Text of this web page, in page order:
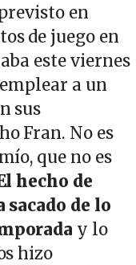
en
de juego en
este viernes
a un
sus
Fran. No es
que no es
hecho de
de lo
y lo
hizo